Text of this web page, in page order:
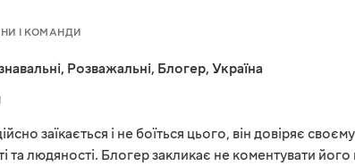
І КОМАНДИ
, Розважальні, Блогер, Україна
заїкається і не боїться цього, він довіряє
та людяності. Блогер закликає не коментувати його